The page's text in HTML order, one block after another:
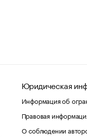
Юридическая
Информация об
Правовая
О соблюдении